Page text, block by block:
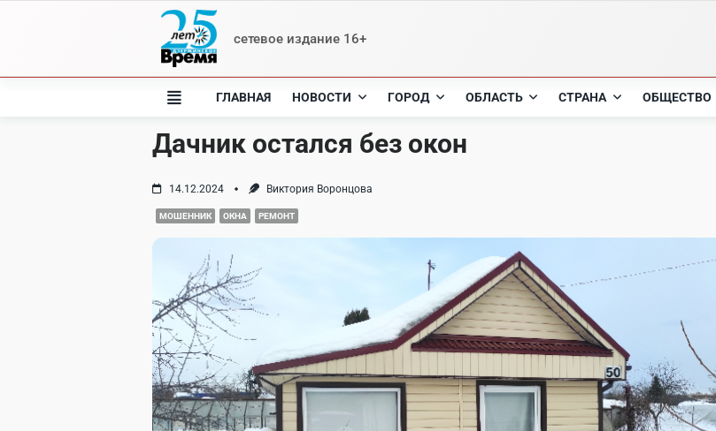
сетевое издание 16+
ГЛАВНАЯ НОВОСТИ ГОРОД ОБЛАСТЬ СТРАНА ОБЩЕСТВО
Дачник остался без окон
14.12.2024 Виктория Воронцова
МОШЕННИК ОКНА РЕМОНТ